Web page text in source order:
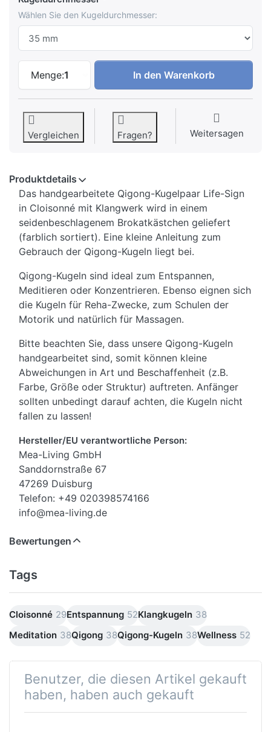
Wählen Sie den Kugeldurchmesser:
Menge:1
Qigong Kugeln Life-Sign zu 9,95 €,
In den Warenkorb
Vergleichen Fragen? Weitersagen
Produktdetails
Das handgearbeitete Qigong-Kugelpaar Life-Sign
in Cloisonné mit Klangwerk wird in einem
seidenbeschlagenem Brokatkästchen geliefert
(farblich sortiert). Eine kleine Anleitung zum
Gebrauch der Qigong-Kugeln liegt bei.
Qigong-Kugeln sind ideal zum Entspannen,
Meditieren oder Konzentrieren. Ebenso eignen sich
die Kugeln für Reha-Zwecke, zum Schulen der
Motorik und natürlich für Massagen.
Bitte beachten Sie, dass unsere Qigong-Kugeln
handgearbeitet sind, somit können kleine
Abweichungen in Art und Beschaffenheit (z.B.
Farbe, Größe oder Struktur) auftreten. Anfänger
sollten unbedingt darauf achten, die Kugeln nicht
fallen zu lassen!
Hersteller/EU verantwortliche Person:
Mea-Living GmbH
Sanddornstraße 67
47269 Duisburg
Telefon: +49 020398574166
info@mea-living.de
Bewertungen
Tags
Cloisonné 29Entspannung 52Klangkugeln 38
Meditation 38Qigong 38Qigong-Kugeln 38Wellness 52
Benutzer, die diesen Artikel gekauft
haben, haben auch gekauft